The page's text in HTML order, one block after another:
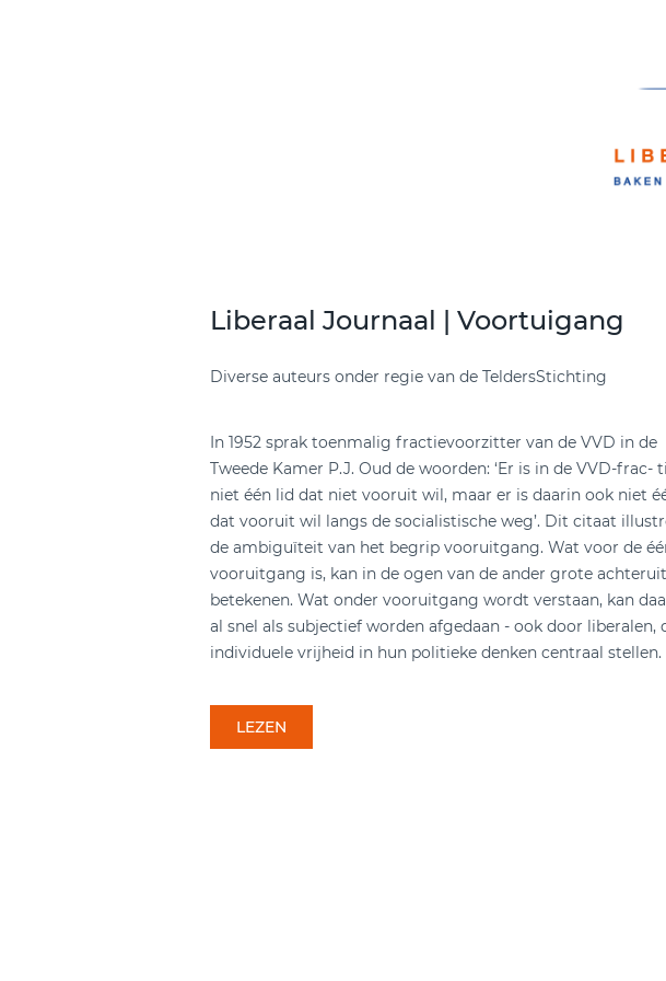
Liberaal Journaal | Voortuigang
Diverse auteurs onder regie van de TeldersStichting
In 1952 sprak toenmalig fractievoorzitter van de VVD in de
Tweede Kamer P.J. Oud de woorden: ‘Er is in de VVD-frac-
niet één lid dat niet vooruit wil, maar er is daarin ook niet
dat vooruit wil langs de socialistische weg’. Dit citaat
de ambiguïteit van het begrip vooruitgang. Wat voor de
vooruitgang is, kan in de ogen van de ander grote
betekenen. Wat onder vooruitgang wordt verstaan, kan
al snel als subjectief worden afgedaan - ook door liberalen,
individuele vrijheid in hun politieke denken centraal stellen.
LEZEN